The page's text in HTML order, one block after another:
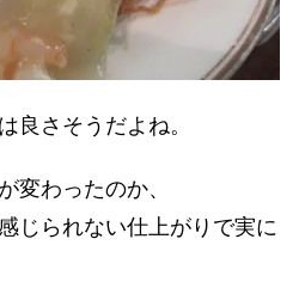
良さそうだよね。
変わったのか、
じられない仕上がりで実に